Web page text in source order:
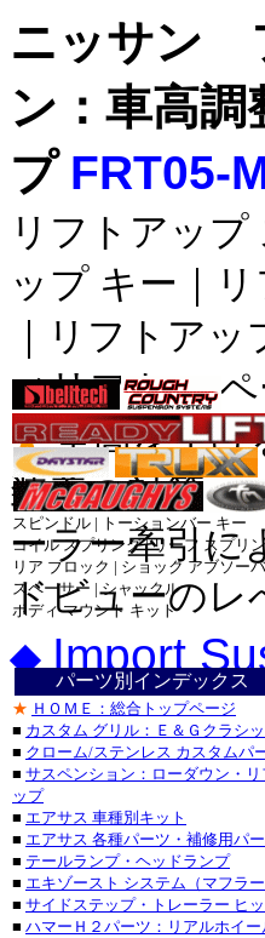
スピンドル | トーションバー キー
コイル スプリング | リーフ スプリ
リア ブロック | ショック アブソーバ
スペーサー | シャックル
ボディ マウント キット
パーツ別インデックス
★ ＨＯＭＥ：総合トップページ
■ カスタム グリル：Ｅ＆Ｇクラシ
■ クローム/ステンレス カスタムパ
■ サスペンション：ローダウン・リ
ップ
■ エアサス 車種別キット
■ エアサス 各種パーツ・補修用パ
■ テールランプ・ヘッドランプ
■ エキゾースト システム（マフラー
■ サイドステップ・トレーラー ヒ
■ ハマーＨ２パーツ：リアルホイー
ニッサン
ン：車高
プ FRT05-
リフトアッ
ップ キー｜
｜リフトア
ィリフト スペ
★車高を上げ
装着の対策
ーラー牽引
ドビューのレ
◆ Import